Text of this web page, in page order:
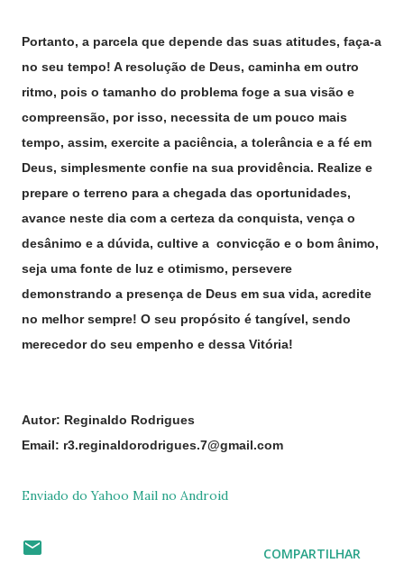
Portanto, a parcela que depende das suas atitudes, faça-a
no seu tempo! A resolução de Deus, caminha em outro
ritmo, pois o tamanho do problema foge a sua visão e
compreensão, por isso, necessita de um pouco mais
tempo, assim, exercite a paciência, a tolerância e a fé em
Deus, simplesmente confie na sua providência. Realize e
prepare o terreno para a chegada das oportunidades,
avance neste dia com a certeza da conquista, vença o
desânimo e a dúvida, cultive a convicção e o bom ânimo,
seja uma fonte de luz e otimismo, persevere
demonstrando a presença de Deus em sua vida, acredite
no melhor sempre! O seu propósito é tangível, sendo
merecedor do seu empenho e dessa Vitória!
Autor: Reginaldo Rodrigues
Email: r3.reginaldorodrigues.7@gmail.com
Enviado do Yahoo Mail no Android
COMPARTILHAR